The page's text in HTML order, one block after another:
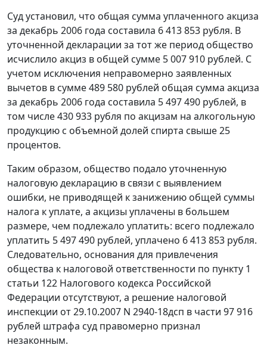
Суд установил, что общая сумма уплаченного акциза
за декабрь 2006 года составила 6 413 853 рубля. В
уточненной декларации за тот же период общество
исчислило акциз в общей сумме 5 007 910 рублей. С
учетом исключения неправомерно заявленных
вычетов в сумме 489 580 рублей общая сумма акциза
за декабрь 2006 года составила 5 497 490 рублей, в
том числе 430 933 рубля по акцизам на алкогольную
продукцию с объемной долей спирта свыше 25
процентов.
Таким образом, общество подало уточненную
налоговую декларацию в связи с выявлением
ошибки, не приводящей к занижению общей суммы
налога к уплате, а акцизы уплачены в большем
размере, чем подлежало уплатить: всего подлежало
уплатить 5 497 490 рублей, уплачено 6 413 853 рубля.
Следовательно, основания для привлечения
общества к налоговой ответственности по пункту 1
статьи 122 Налогового кодекса Российской
Федерации отсутствуют, а решение налоговой
инспекции от 29.10.2007 N 2940-18дсп в части 97 916
рублей штрафа суд правомерно признал
незаконным.